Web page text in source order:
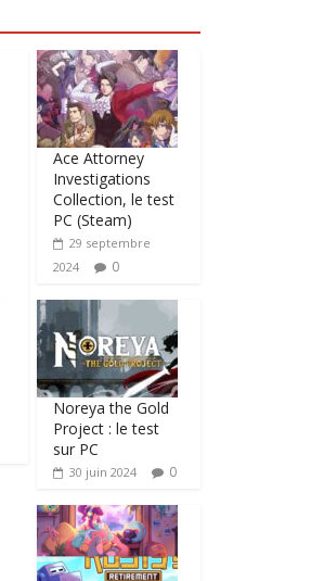
Ace Attorney
Investigations
Collection, le test
PC (Steam)
29 septembre
2024
0
Noreya the Gold
Project : le test
sur PC
30 juin 2024 0